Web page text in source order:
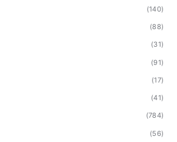
(140)
(88)
(31)
(91)
(17)
(41)
(784)
(56)